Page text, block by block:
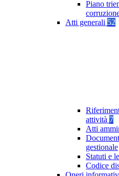
Piano
Atti generali 52
attività 7
Atti
gestionale
Statuti e
Codice